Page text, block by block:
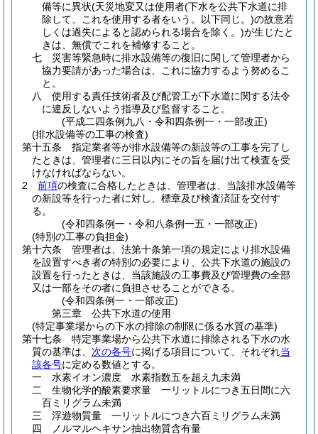
備等に異状(天災地変又は使用者(下水を公共下水道に排
除して、これを使用する者をいう。以下同じ。)の故意若
しくは過失によると認められる場合を除く。)が生じたと
きは、無償でこれを補修すること。
七
災害等緊急時に排水設備等の復旧に関して管理者から
協力要請があった場合は、これに協力するよう努めるこ
と。
八
使用する責任技術者及び配管工が下水道に関する法令
に違反しないよう指導及び監督すること。
(平成二四条例九八・令和四条例一・一部改正)
(排水設備等の工事の検査)
第十五条
指定業者等が排水設備等の新設等の工事を完了し
たときは、管理者に三日以内にその旨を届け出て検査を受
けなければならない。
2
前項の検査に合格したときは、管理者は、当該排水設備等
の新設等を行った者に対し、標章及び検査済証を交付す
る。
(令和四条例一・令和八条例一五・一部改正)
(特別の工事の負担金)
第十六条
管理者は、法第十条第一項の規定により排水設備
を設置すべき者の特別の必要により、公共下水道の施設の
設置を行ったときは、当該施設の工事費及び管理費の全部
又は一部をその者に負担させることができる。
(令和四条例一・一部改正)
第三章
公共下水道の使用
(特定事業場からの下水の排除の制限に係る水質の基準)
第十七条
特定事業場から公共下水道に排除される下水の水
質の基準は、 次の各号に掲げる項目について、それぞれ当
該各号に定める数値とする。
一
水素イオン濃度 水素指数五を超え九未満
二
生物化学的酸素要求量 一リットルにつき五日間に六
百ミリグラム未満
三
浮遊物質量 一リットルにつき六百ミリグラム未満
四
ノルマルヘキサン抽出物質含有量